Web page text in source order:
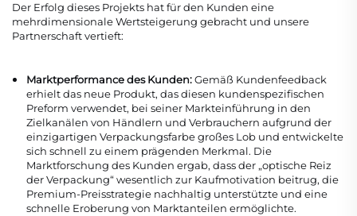
Der Erfolg dieses Projekts hat für den Kunden eine
mehrdimensionale Wertsteigerung gebracht und unsere
Partnerschaft vertieft:
Marktperformance des Kunden:Gemäß Kundenfeedback
erhielt das neue Produkt, das diesen kundenspezifischen
Preform verwendet, bei seiner Markteinführung in den
Zielkanälen von Händlern und Verbrauchern aufgrund der
einzigartigen Verpackungsfarbe großes Lob und entwickelte
sich schnell zu einem prägenden Merkmal. Die
Marktforschung des Kunden ergab, dass der „optische Reiz
der Verpackung“ wesentlich zur Kaufmotivation beitrug, die
Premium-Preisstrategie nachhaltig unterstützte und eine
schnelle Eroberung von Marktanteilen ermöglichte.